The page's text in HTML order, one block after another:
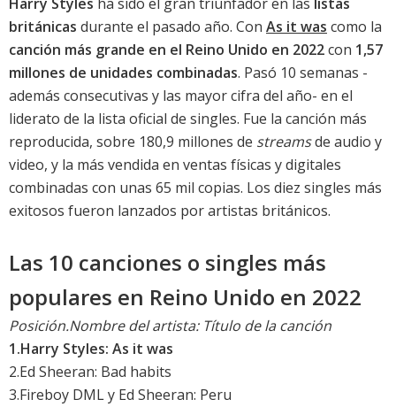
británicas durante el pasado año. Con As it was como la
canción más grande en el Reino Unido en 2022con 1,57
millones de unidades combinadas. Pasó 10 semanas -
además consecutivas y las mayor cifra del año- en el
liderato de la lista oficial de singles. Fue la canción más
reproducida, sobre 180,9 millones de streamsde audio y
video, y la más vendida en ventas físicas y digitales
combinadas con unas 65 mil copias. Los diez singles más
exitosos fueron lanzados por artistas británicos.
Las 10 canciones o singles más
populares en Reino Unido en 2022
Posición.Nombre del artista: Título de la canción
1.Harry Styles: As it was
2.Ed Sheeran: Bad habits
3.Fireboy DML y Ed Sheeran: Peru